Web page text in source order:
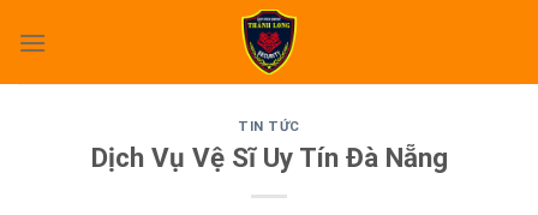
TIN TỨC
Dịch Vụ Vệ Sĩ Uy Tín Đà Nẵng